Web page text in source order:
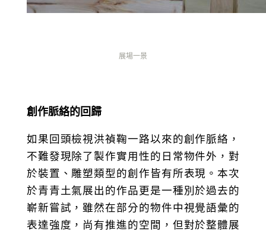
展場一景
創作脈絡的回歸
如果回頭檢視洪禎鞠一路以來的創作脈絡，
不難發現除了製作實用性的日常物件外，對
於裝置、雕塑類型的創作皆有所表現。本次
於青青土氣展出的作品更是一種別於過去的
嶄新嘗試，雖然在部分的物件中視覺語彙的
表達強度，尚有推進的空間，但對於整體展